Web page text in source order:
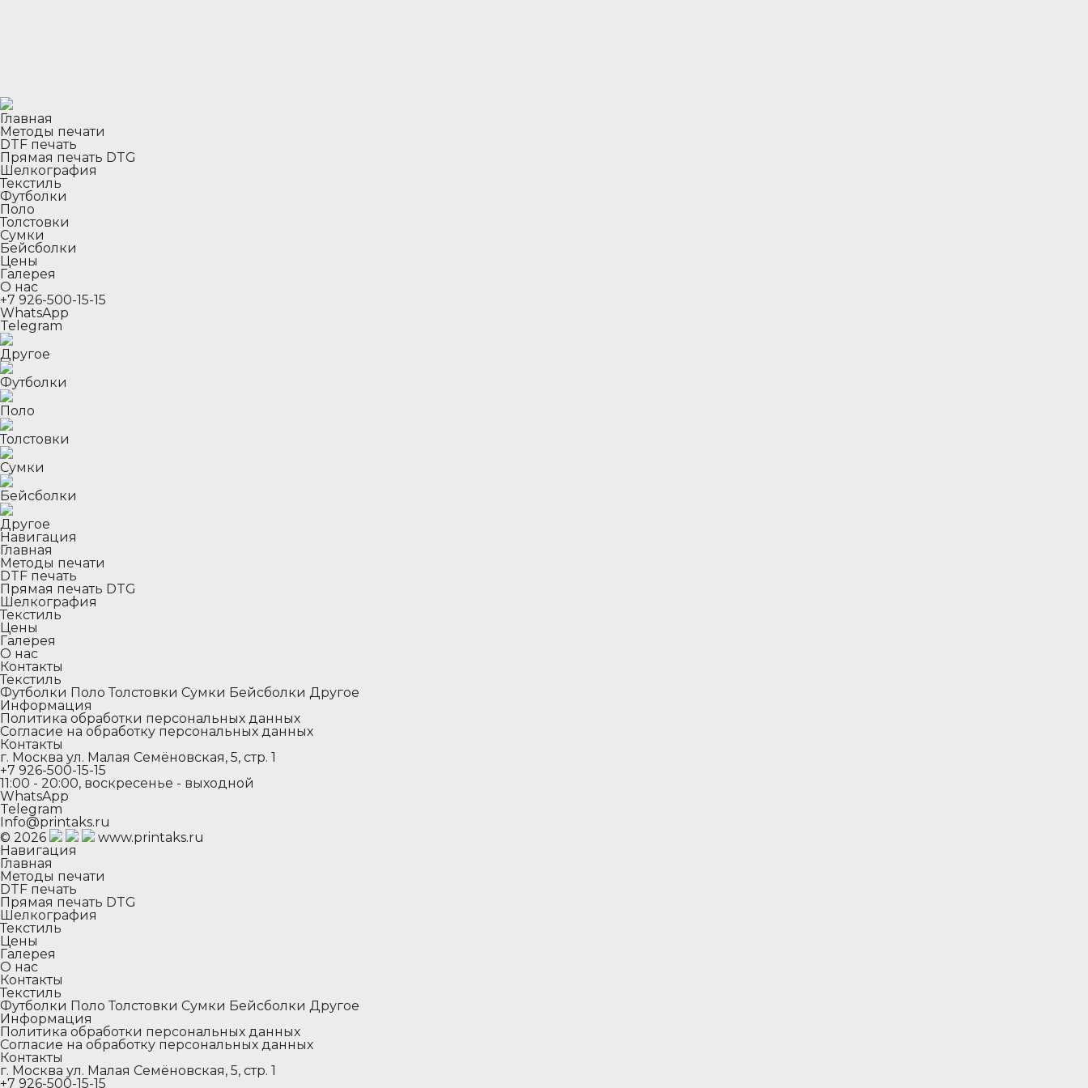
Главная
Методы печати
DTF печать
Прямая печать DTG
Шелкография
Текстиль
Футболки
Поло
Толстовки
Сумки
Бейсболки
Цены
Галерея
О нас
+7 926-500-15-15
WhatsApp
Telegram
Другое
Футболки
Поло
Толстовки
Сумки
Бейсболки
Другое
Навигация
Главная
Методы печати
DTF печать
Прямая печать DTG
Шелкография
Текстиль
Цены
Галерея
О нас
Контакты
Текстиль
Футболки Поло Толстовки Сумки Бейсболки Другое
Информация
Политика обработки персональных данных
Согласие на обработку персональных данных
Контакты
г. Москва ул. Малая Семёновская, 5, стр. 1
+7 926-500-15-15
11:00 - 20:00, воскресенье - выходной
WhatsApp
Telegram
Info@printaks.ru
© 2026
www.printaks.ru
Навигация
Главная
Методы печати
DTF печать
Прямая печать DTG
Шелкография
Текстиль
Цены
Галерея
О нас
Контакты
Текстиль
Футболки Поло Толстовки Сумки Бейсболки Другое
Информация
Политика обработки персональных данных
Согласие на обработку персональных данных
Контакты
г. Москва ул. Малая Семёновская, 5, стр. 1
+7 926-500-15-15